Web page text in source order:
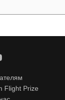
Flight Prize